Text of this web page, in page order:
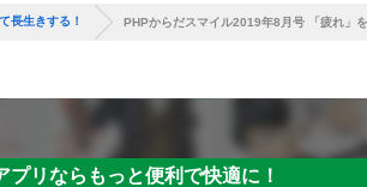
長生きする！ PHPからだスマイル2019年8月号 「疲れ」
プリならもっと便利で快適に！